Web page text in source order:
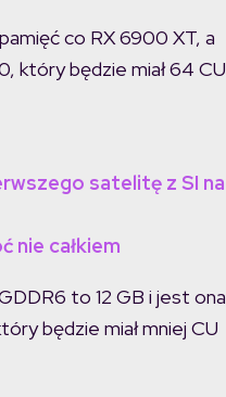
co RX 6900 XT, a
który będzie miał 64 CU
satelitę z SI na
nie całkiem
to 12 GB i jest ona
będzie miał mniej CU